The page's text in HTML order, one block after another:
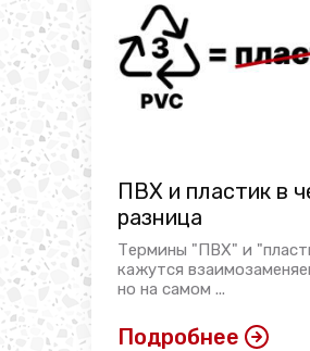
ПВХ и пластик в
разница
Термины "ПВХ" и
кажутся
но на самом ...
Подробнее